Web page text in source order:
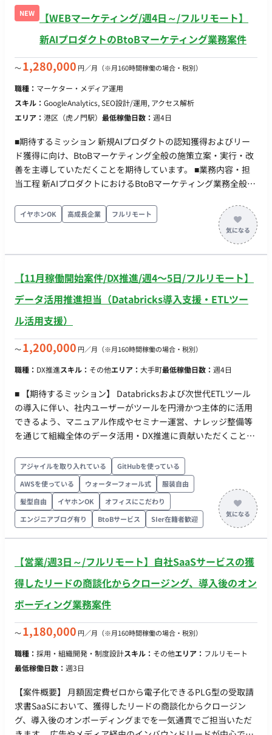
行してデータ活用、UX支援などのチームがあり、DXコンサルテ
ィング部長のリードのもと連携し業務にあたる 稼働率 ・100%
体制 ・PM：1社先（保険DXベンダー）のDXコンサルティング
担当、UX支援担当がそれぞれ参画 出社/リモート ・先方希望は
先：東京駅エリア
NEW
【WEBマーケティング/週4日～/フルリモート】
新AIプロダクトのBtoBマーケティング業務案件
〜1,280,000 円／月 （※月160時間稼働の場合・税別）
職種： マーケター・メディア運用
スキル： GoogleAnalytics, SEO設計/運用, アクセス解析
エリア： 港区（虎ノ門駅） 最低稼働日数： 週4日
■期待するミッション 新規AIプロダクトの認知獲得およびリー
ド獲得に向け、BtoBマーケティング全般の施策立案・実行・改
善を主導していただくことを期待しています。 ■業務内容・担
当工程 新AIプロダクトにおけるBtoBマーケティング業務全般を
解析、コンテンツ企画・制作、オフライン施策など多岐にわた
るマーケティング施策の実行およびディレクションを行ってい
守運用 ■働き方 ・ 稼働量：週4日〜（32H/週〜） ・ リモート稼
イヤホンOK 高成長企業 フルリモート
【11月稼働開始案件/DX推進/週4〜5日/フルリモート】
データ活用推進担当（Databricks導入支援・ETLツー
ル活用支援）
〜1,200,000 円／月 （※月160時間稼働の場合・税別）
職種： DX推進スキル： その他エリア： 大手町最低稼働日数： 週4日
■ 【期待するミッション】 Databricksおよび次世代ETLツール
の導入に伴い、社内ユーザーがツールを円滑かつ主体的に活用
できるよう、マニュアル作成やセミナー運営、ナレッジ整備等
を通じて組織全体のデータ活用・DX推進に貢献いただくことが
の支援業務を担当いただきます。 【運用マニュアル作成・セミ
ナー企画/運営・問い合わせ対応支援】 ・Databricksおよび新
ETLツール（Alteryx Designer/KNIME等）の活用支援 ・利用手
順書・運用マニュアルの作成 ・FAQ・ナレッジの整備 ・セミナ
ー資料・ハンズオンコンテンツの作成 ・セミナーおよび利用者
詳細確認中 ■ 【開発環境】 ・プログラミング： ・FW：
Databricks, Alteryx, KNIME ・DB： ・インフラ： ■ 【働き方】
・稼働量：週4〜5日（月140時間以上） ・リモート稼働：フル
リモート ・フレックス稼働：可能
アジャイルを取り入れている
GitHubを使っている
AWSを使っている
ウォーターフォール式
服装自由
髪型自由
イヤホンOK
オフィスにこだわり
エンジニアブログ有り
BtoBサービス SIer在籍者歓迎
【営業/週3日～/フルリモート】自社SaaSサービスの獲
得したリードの商談化からクロージング、導入後のオン
ボーディング業務案件
〜1,180,000 円／月 （※月160時間稼働の場合・税別）
職種： 採用・組織開発・制度設計スキル： その他エリア： フルリモート
最低稼働日数： 週3日
【案件概要】 月額固定費ゼロから電子化できるPLG型の受取請
求書SaaSにおいて、獲得したリードの商談化からクロージン
グ、導入後のオンボーディングまでを一気通貫でご担当いただ